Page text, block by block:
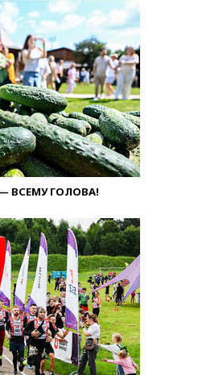
ВСЕМУ ГОЛОВА!